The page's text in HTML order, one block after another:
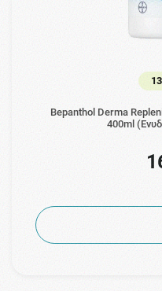
Bepanthol Derma
400ml